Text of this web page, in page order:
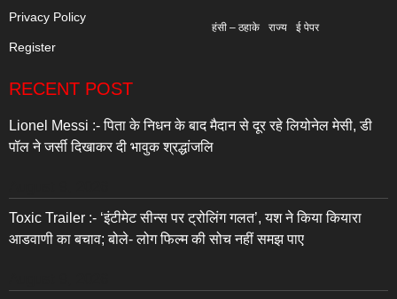
Privacy Policy
Register
हंसी – ठहाके राज्य ई पेपर
RECENT POST
Lionel Messi :- पिता के निधन के बाद मैदान से दूर रहे लियोनेल मेसी, डी
पॉल ने जर्सी दिखाकर दी भावुक श्रद्धांजलि
Toxic Trailer :- ‘इंटीमेट सीन्स पर ट्रोलिंग गलत’, यश ने किया कियारा
आडवाणी का बचाव; बोले- लोग फिल्म की सोच नहीं समझ पाए